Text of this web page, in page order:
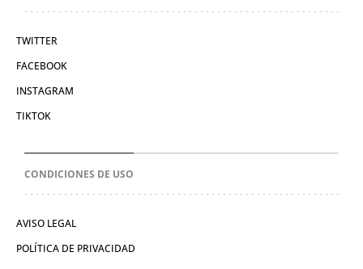
TWITTER
FACEBOOK
INSTAGRAM
TIKTOK
CONDICIONES DE USO
AVISO LEGAL
POLÍTICA DE PRIVACIDAD